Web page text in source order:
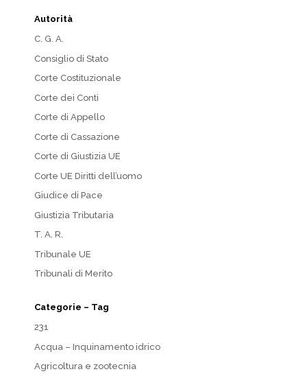
Autorità
C. G. A.
Consiglio di Stato
Corte Costituzionale
Corte dei Conti
Corte di Appello
Corte di Cassazione
Corte di Giustizia UE
Corte UE Diritti dell’uomo
Giudice di Pace
Giustizia Tributaria
T. A. R.
Tribunale UE
Tribunali di Merito
Categorie – Tag
231
Acqua – Inquinamento idrico
Agricoltura e zootecnia